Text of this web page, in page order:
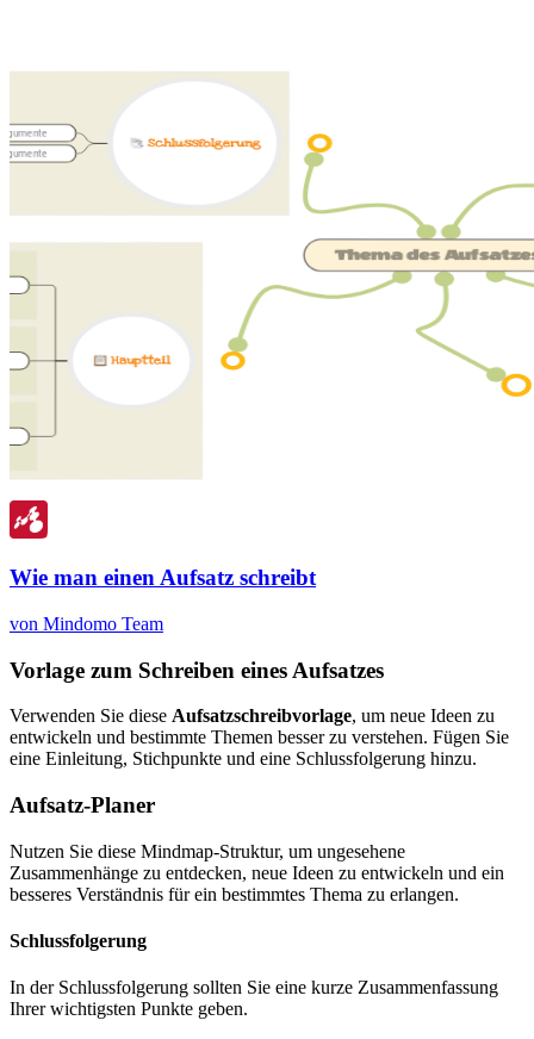
Wie man einen Aufsatz schreibt
von Mindomo Team
Vorlage zum Schreiben eines Aufsatzes
Verwenden Sie diese Aufsatzschreibvorlage, um neue Ideen zu
entwickeln und bestimmte Themen besser zu verstehen. Fügen Sie
eine Einleitung, Stichpunkte und eine Schlussfolgerung hinzu.
Aufsatz-Planer
Nutzen Sie diese Mindmap-Struktur, um ungesehene
Zusammenhänge zu entdecken, neue Ideen zu entwickeln und ein
besseres Verständnis für ein bestimmtes Thema zu erlangen.
Schlussfolgerung
In der Schlussfolgerung sollten Sie eine kurze Zusammenfassung
Ihrer wichtigsten Punkte geben.